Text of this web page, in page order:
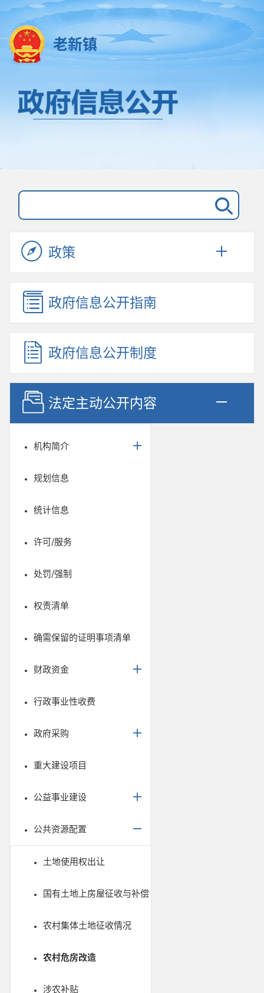
老新镇
政策
政府信息公开指南
政府信息公开制度
法定主动公开内容
机构简介
规划信息
统计信息
许可/服务
处罚/强制
权责清单
确需保留的证明事项清单
财政资金
行政事业性收费
政府采购
重大建设项目
公益事业建设
公共资源配置
土地使用权出让
国有土地上房屋征收与补偿
农村集体土地征收情况
农村危房改造
涉农补贴